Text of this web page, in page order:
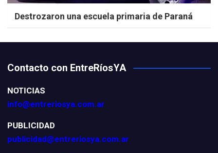
Destrozaron una escuela primaria de Paraná
Contacto con EntreRíosYA
NOTICIAS
info@entreriosya.com.ar
PUBLICIDAD
publicidad@entreriosya.com.ar